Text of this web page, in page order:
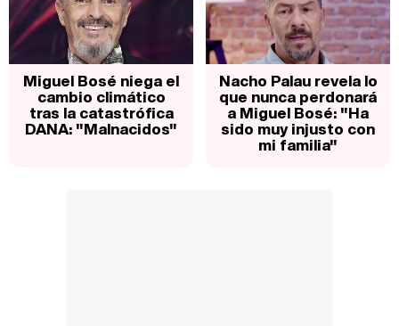
Miguel Bosé niega el
cambio climático
tras la catastrófica
DANA: "Malnacidos"
Nacho Palau revela lo
que nunca perdonará
a Miguel Bosé: "Ha
sido muy injusto con
mi familia"